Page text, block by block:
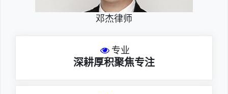
邓杰律师
专业
深耕厚积聚焦专注